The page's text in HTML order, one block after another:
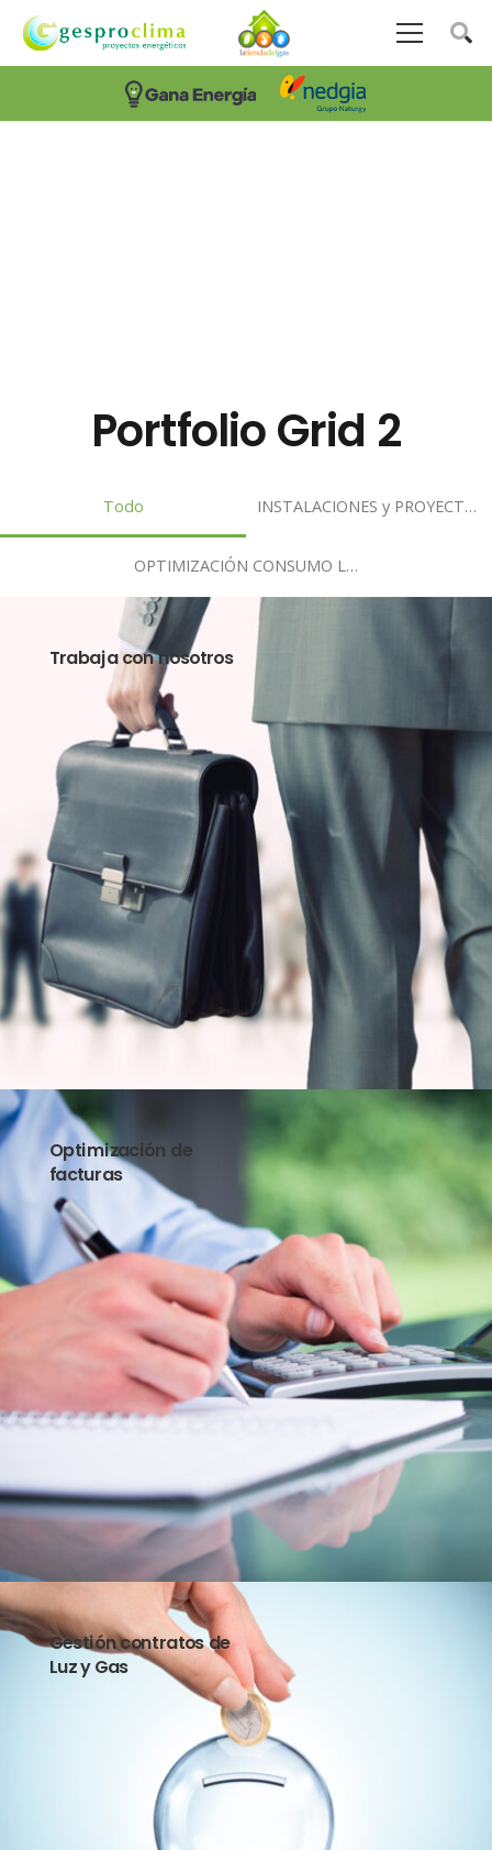
Portfolio Grid 2
Todo INSTALACIONES y PROYECTOS
OPTIMIZACIÓN CONSUMO LUZ Y GAS
Trabaja con nosotros
Optimización de
facturas
Gestión contratos de
Luz y Gas